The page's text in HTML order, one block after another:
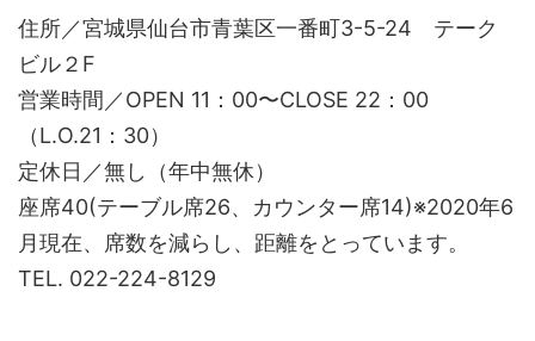
住所／宮城県仙台市青葉区一番町3-5-24 テーク
ビル２F
営業時間／OPEN 11：00〜CLOSE 22：00
（L.O.21：30）
定休日／無し（年中無休）
座席40(テーブル席26、カウンター席14)※2020年6
月現在、席数を減らし、距離をとっています。
TEL. 022-224-8129